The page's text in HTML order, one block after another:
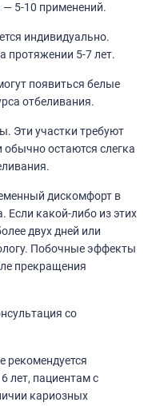
— 5-10 применений.
индивидуально.
протяжении 5-7 лет.
появиться белые
отбеливания.
Эти участки требуют
остаются слегка
дискомфорт в
Если какой-либо из этих
двух дней или
Побочные эффекты
прекращения
со
рекомендуется
лет, пациентам с
кариозных